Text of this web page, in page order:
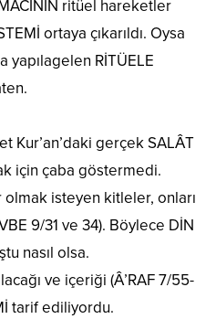
ritüel hareketler
ortaya çıkarıldı. Oysa
RİTÜELE
Kur’an’daki gerçek SALÂT
için çaba göstermedi.
olmak isteyen kitleler, onları
9/31 ve 34). Böylece DİN
nasıl olsa.
ve içeriği (Â’RAF 7/55-
tarif ediliyordu.